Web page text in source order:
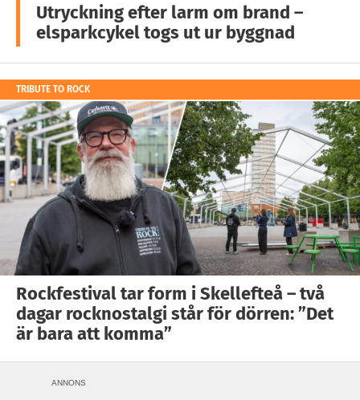
Utryckning efter larm om brand –
elsparkcykel togs ut ur byggnad
TRIBUTE TO ROCK
Rockfestival tar form i Skellefteå – två
dagar rocknostalgi står för dörren: ”Det
är bara att komma”
ANNONS